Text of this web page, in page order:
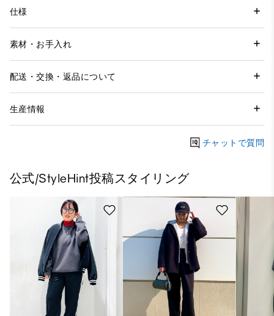
仕様
素材・お手入れ
配送・交換・返品について
生産情報
チャットで質問
公式/StyleHint投稿スタイリング